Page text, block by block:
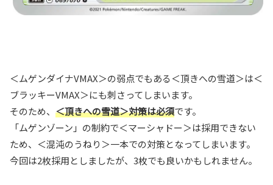
＜ムゲンダイナVMAX＞の弱点でもある＜頂きへの雪道＞は＜
ブラッキーVMAX＞にも刺さってしまいます。
そのため、 ＜頂きへの雪道＞対策は必須です。
「ムゲンゾーン」の制約で＜マーシャドー＞は採用できない
ため、＜混沌のうねり＞一本での対策となってしまいます。
今回は2枚採用としましたが、3枚でも良いかもしれません。